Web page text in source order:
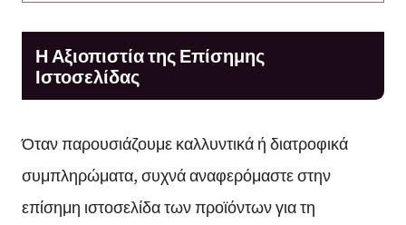
Η Αξιοπιστία της Επίσημης
Ιστοσελίδας
Όταν παρουσιάζουμε καλλυντικά ή διατροφικά
συμπληρώματα, συχνά αναφερόμαστε στην
επίσημη ιστοσελίδα των προϊόντων για τη